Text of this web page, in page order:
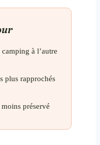
à l’autre
plus rapprochés
préservé